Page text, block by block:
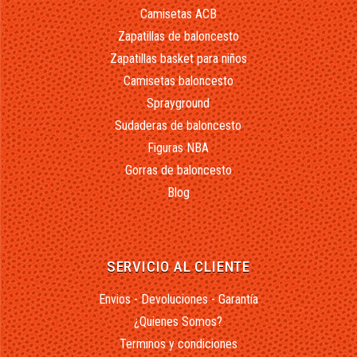
Camisetas ACB
Zapatillas de baloncesto
Zapatillas basket para niños
Camisetas baloncesto
Sprayground
Sudaderas de baloncesto
Figuras NBA
Gorras de baloncesto
Blog
SERVICIO AL CLIENTE
Envios - Devoluciones - Garantía
¿Quienes Somos?
Terminos y condiciones